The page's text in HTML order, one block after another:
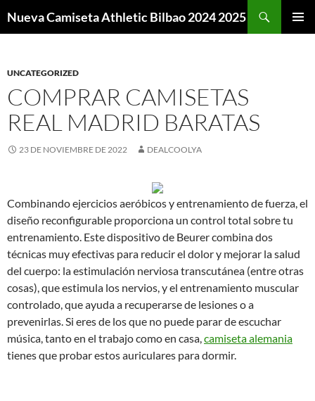
Nueva Camiseta Athletic Bilbao 2024 2025
UNCATEGORIZED
COMPRAR CAMISETAS
REAL MADRID BARATAS
23 DE NOVIEMBRE DE 2022 DEALCOOLYA
Combinando ejercicios aeróbicos y entrenamiento de fuerza, el
diseño reconfigurable proporciona un control total sobre tu
entrenamiento. Este dispositivo de Beurer combina dos
técnicas muy efectivas para reducir el dolor y mejorar la salud
del cuerpo: la estimulación nerviosa transcutánea (entre otras
cosas), que estimula los nervios, y el entrenamiento muscular
controlado, que ayuda a recuperarse de lesiones o a
prevenirlas. Si eres de los que no puede parar de escuchar
música, tanto en el trabajo como en casa,camiseta alemania
tienes que probar estos auriculares para dormir.